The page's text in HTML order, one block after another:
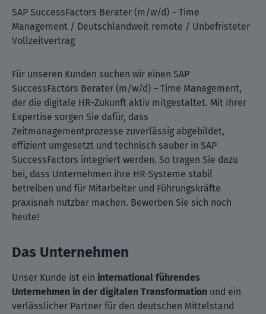
SAP SuccessFactors Berater (m/w/d) – Time
Management / Deutschlandweit remote / Unbefristeter
Vollzeitvertrag
Für unseren Kunden suchen wir einen SAP
SuccessFactors Berater (m/w/d) – Time Management,
der die digitale HR-Zukunft aktiv mitgestaltet. Mit Ihrer
Expertise sorgen Sie dafür, dass
Zeitmanagementprozesse zuverlässig abgebildet,
effizient umgesetzt und technisch sauber in SAP
SuccessFactors integriert werden. So tragen Sie dazu
bei, dass Unternehmen ihre HR-Systeme stabil
betreiben und für Mitarbeiter und Führungskräfte
praxisnah nutzbar machen. Bewerben Sie sich noch
heute!
Das Unternehmen
Unser Kunde ist ein international führendes
Unternehmen in der digitalen Transformation und ein
verlässlicher Partner für den deutschen Mittelstand